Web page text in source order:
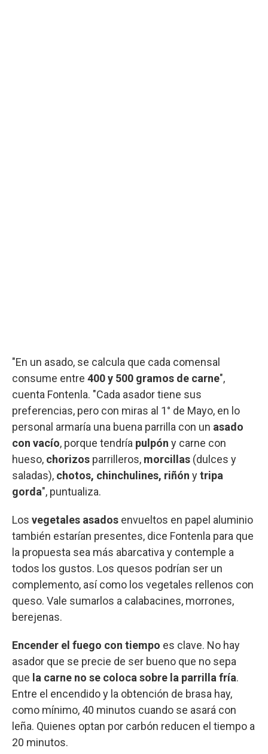
"En un asado, se calcula que cada comensal
consume entre 400 y 500 gramos de carne",
cuenta Fontenla. "Cada asador tiene sus
preferencias, pero con miras al 1° de Mayo, en lo
personal armaría una buena parrilla con un asado
con vacío, porque tendría pulpón y carne con
hueso, chorizos parrilleros, morcillas (dulces y
saladas), chotos, chinchulines, riñón ytripa
gorda", puntualiza.
Los vegetales asados envueltos en papel aluminio
también estarían presentes, dice Fontenla para que
la propuesta sea más abarcativa y contemple a
todos los gustos. Los quesos podrían ser un
complemento, así como los vegetales rellenos con
queso. Vale sumarlos a calabacines, morrones,
berejenas.
Encender el fuego con tiempo es clave. No hay
asador que se precie de ser bueno que no sepa
que la carne no se coloca sobre la parrilla fría.
Entre el encendido y la obtención de brasa hay,
como mínimo, 40 minutos cuando se asará con
leña. Quienes optan por carbón reducen el tiempo a
20 minutos.